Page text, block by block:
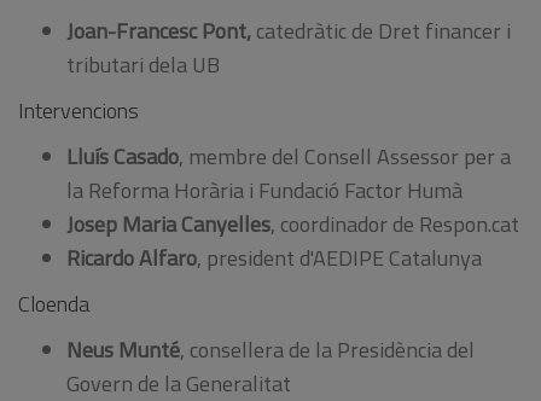
Joan-Francesc Pont,catedràtic de Dret financer i
tributari dela UB
Intervencions
Lluís Casado, membre del Consell Assessor per a
la Reforma Horària i Fundació Factor Humà
Josep Maria Canyelles, coordinador de Respon.cat
Ricardo Alfaro, president d'AEDIPE Catalunya
Cloenda
Neus Munté, consellera de la Presidència del
Govern de la Generalitat